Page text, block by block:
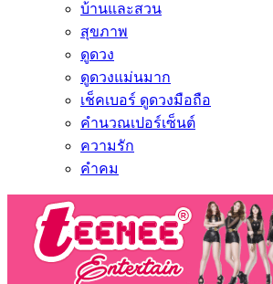
บ้านและสวน
สุขภาพ
ดูดวง
ดูดวงแม่นมาก
เช็คเบอร์ ดูดวงมือถือ
คำนวณเปอร์เซ็นต์
ความรัก
คำคม